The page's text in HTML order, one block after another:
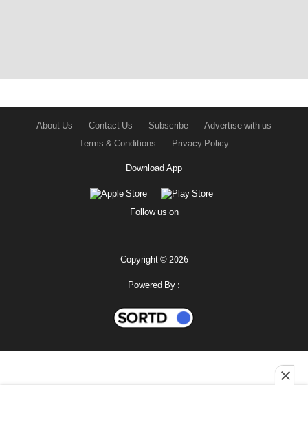
About Us Contact Us Subscribe
Advertise with us
Terms & Conditions
Privacy Policy
Download App
Follow us on
Copyright © 2026
Powered By :